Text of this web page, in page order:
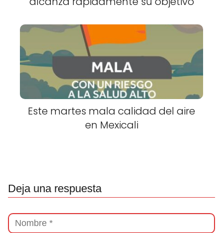
Este martes mala calidad del aire
en Mexicali
Deja una respuesta